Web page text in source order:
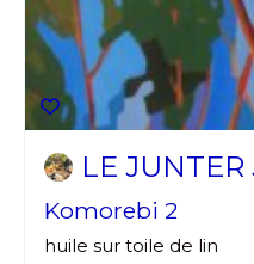
LE
Komorebi 2
huile sur toile de lin